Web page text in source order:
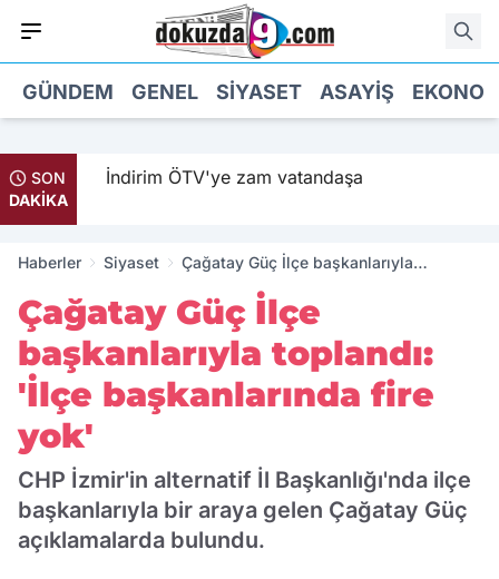
GÜNDEM GENEL SIYASET ASAYIŞ
SON
DAKİKA
İndirim ÖTV'ye zam vatandaşa
Haberler Siyaset
Çağatay Güç İlçe başkanlarıyla
Çağatay Güç İlçe
başkanlarıyla toplandı:
'İlçe başkanlarında fire
yok'
CHP İzmir'in alternatif İl Başkanlığı'nda ilçe
başkanlarıyla bir araya gelen Çağatay Güç
açıklamalarda bulundu.